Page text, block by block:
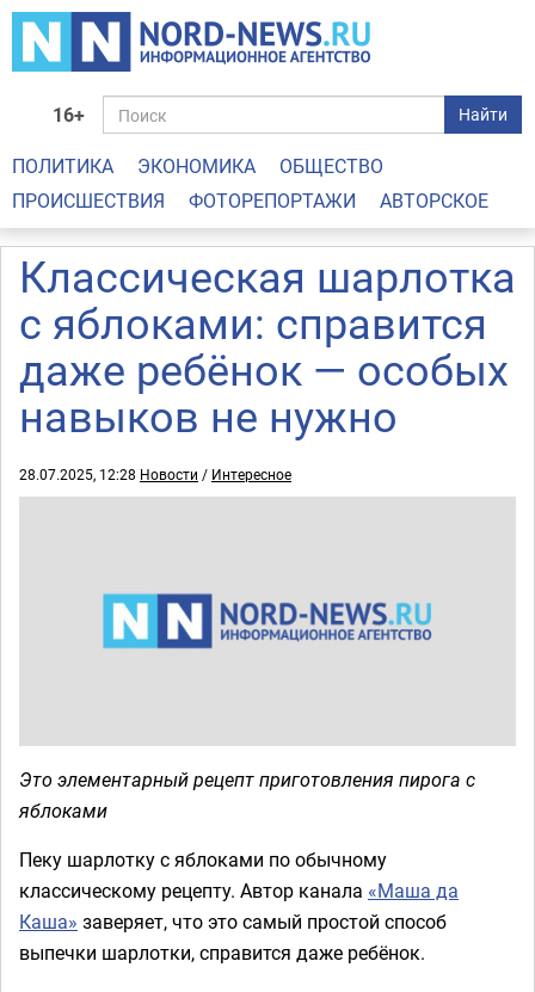
16+ Найти
ПОЛИТИКА ЭКОНОМИКА
ОБЩЕСТВО
ПРОИСШЕСТВИЯ
ФОТОРЕПОРТАЖИ АВТОРСКОЕ
Классическая шарлотка
с яблоками: справится
даже ребёнок — особых
навыков не нужно
28.07.2025, 12:28 Новости / Интересное
Это элементарный рецепт приготовления пирога с
яблоками
Пеку шарлотку с яблоками по обычному
классическому рецепту. Автор канала «Маша да
Каша» заверяет, что это самый простой способ
выпечки шарлотки, справится даже ребёнок.